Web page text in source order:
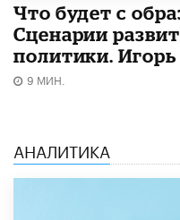
Что будет с
Сценарии
политики.
9 МИН.
АНАЛИТИКА